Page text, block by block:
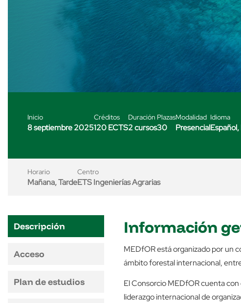
Inicio
8 septiembre 2025
Créditos
120 ECTS
Duración
2 cursos
Plazas
30
Modalidad
Presencial
Idioma
Horario
Mañana, Tarde
Centro
ETS Ingenierías Agrarias
Descripción
Acceso
Plan de estudios
Información
MEDfOR está organizado por un
ámbito forestal internacional,
El Consorcio MEDfOR cuenta
liderazgo internacional de